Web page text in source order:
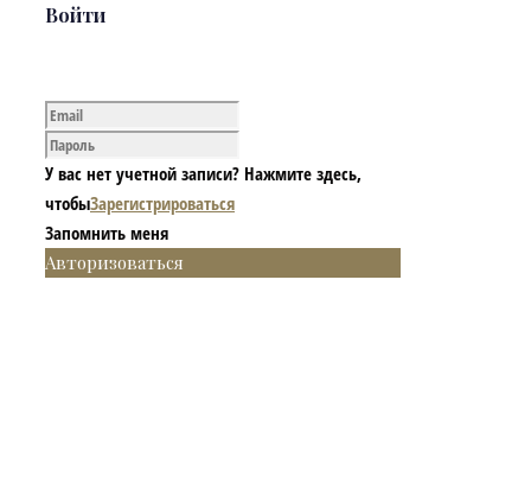
Войти
У вас нет учетной записи? Нажмите здесь,
чтобыЗарегистрироваться
Запомнить меня
Авторизоваться